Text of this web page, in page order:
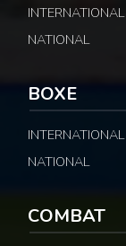
INTERNATIONAL
NATIONAL
BOXE
INTERNATIONAL
NATIONAL
COMBAT